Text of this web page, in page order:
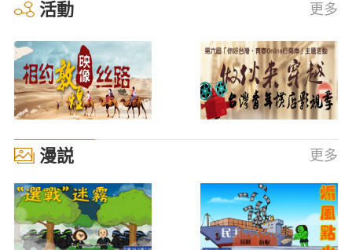
活動 更多
漫説 更多